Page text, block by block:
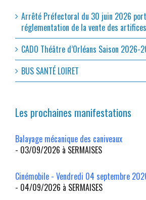
Arrêté Préfectoral du 30 juin 2026
réglementation de la vente des
CADO Théâtre d’Orléans Saison 2026-
BUS SANTÉ LOIRET
Les prochaines manifestations
Balayage mécanique des caniveaux
- 03/09/2026 à SERMAISES
Cinémobile - Vendredi 04 septembre
- 04/09/2026 à SERMAISES